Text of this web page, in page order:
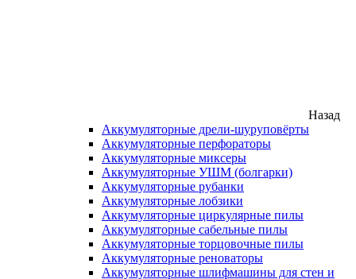
Назад
Аккумуляторные дрели-шуруповёрты
Аккумуляторные перфораторы
Аккумуляторные миксеры
Аккумуляторные УШМ (болгарки)
Аккумуляторные рубанки
Аккумуляторные лобзики
Аккумуляторные циркулярные пилы
Аккумуляторные сабельные пилы
Аккумуляторные торцовочные пилы
Аккумуляторные реноваторы
Аккумуляторные шлифмашины для стен и